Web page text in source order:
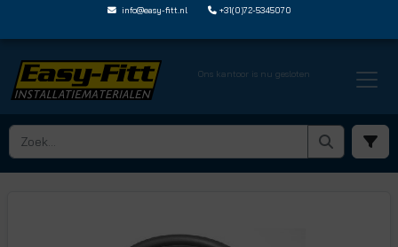
info@easy-fitt.nl +31(0)72-5345070
Ons kantoor is nu gesloten
HOME › LEIDINGISOLATIE › LEIDINGISOLATIE PER METER › 3104 009022 PM